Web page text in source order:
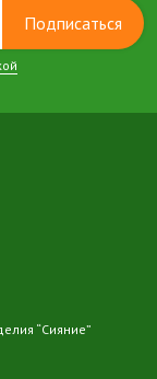
Подписаться
“Сияние”